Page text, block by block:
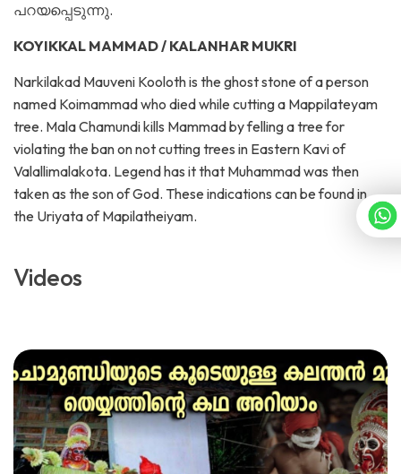
പറയപ്പെടുന്നു.
KOYIKKAL MAMMAD / KALANHAR MUKRI
Narkilakad Mauveni Kooloth is the ghost stone of a person
named Koimammad who died while cutting a Mappilateyam
tree. Mala Chamundi kills Mammad by felling a tree for
violating the ban on not cutting trees in Eastern Kavi of
Valallimalakota. Legend has it that Muhammad was then
taken as the son of God. These indications can be found in
the Uriyata of Mapilatheiyam.
Videos